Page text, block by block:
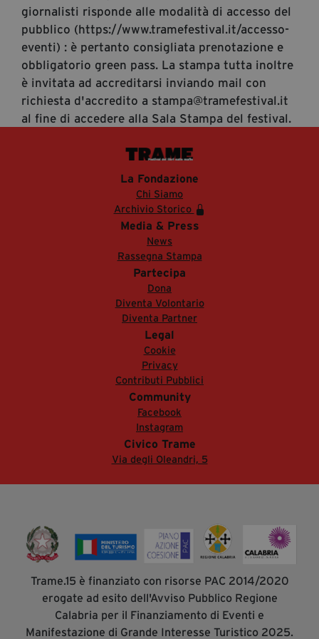
giornalisti risponde alle modalità di accesso del
pubblico (https://www.tramefestival.it/accesso-
eventi) : è pertanto consigliata prenotazione e
obbligatorio green pass. La stampa tutta inoltre
è invitata ad accreditarsi inviando mail con
richiesta d'accredito a stampa@tramefestival.it
al fine di accedere alla Sala Stampa del festival.
La Fondazione
Chi Siamo
Archivio Storico
Media & Press
News
Rassegna Stampa
Partecipa
Dona
Diventa Volontario
Diventa Partner
Legal
Cookie
Privacy
Contributi Pubblici
Community
Facebook
Instagram
Civico Trame
Via degli Oleandri, 5
Trame.15 è finanziato con risorse PAC 2014/2020
erogate ad esito dell'Avviso Pubblico Regione
Calabria per il Finanziamento di Eventi e
Manifestazione di Grande Interesse Turistico 2025.